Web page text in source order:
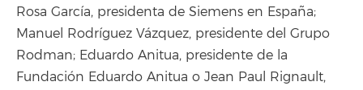
Rosa García, presidenta de Siemens en España;
Manuel Rodríguez Vázquez, presidente del Grupo
Rodman; Eduardo Anitua, presidente de la
Fundación Eduardo Anitua o Jean Paul Rignault,